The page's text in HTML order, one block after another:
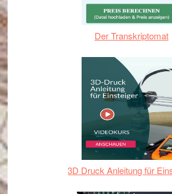
Der Transkriptomat
3D Druck Anleitung für